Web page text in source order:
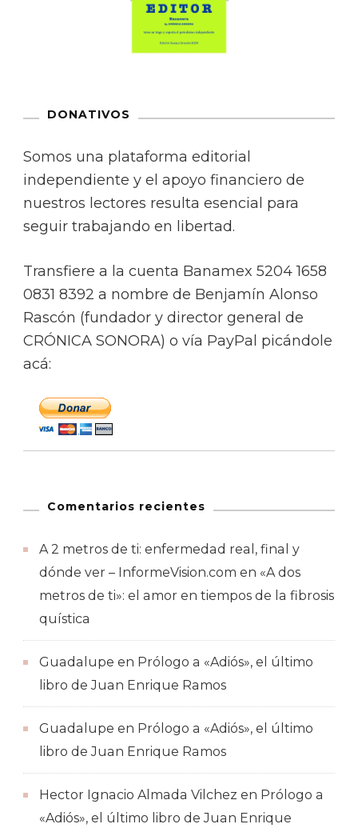
DONATIVOS
Somos una plataforma editorial
independiente y el apoyo financiero de
nuestros lectores resulta esencial para
seguir trabajando en libertad.
Transfiere a la cuenta Banamex 5204 1658
0831 8392 a nombre de Benjamín Alonso
Rascón (fundador y director general de
CRÓNICA SONORA) o vía PayPal picándole
acá:
Comentarios recientes
A 2 metros de ti: enfermedad real, final y
dónde ver – InformeVision.com en «A dos
metros de ti»: el amor en tiempos de la fibrosis
quística
Guadalupe en Prólogo a «Adiós», el último
libro de Juan Enrique Ramos
Guadalupe en Prólogo a «Adiós», el último
libro de Juan Enrique Ramos
Hector Ignacio Almada Vilchez en Prólogo a
«Adiós», el último libro de Juan Enrique